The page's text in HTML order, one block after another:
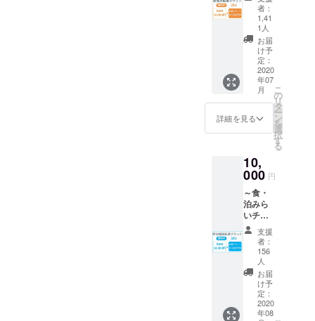
月15 日
（水）
※1回の
決済に
220円の
手数料
がかか
りま
す。複
援いた
だける
まとめ
て申し
込むこ
とをオ
ススメ
いたし
ます。
はでま
せん）
利用可
能店舗
は下記
ＵＲＬ
からご
確認く
ださ
https://i
se-
期間] 応
援券が
届いた
日～令
和３年2
月28 日
（日）
※1回の
決済に
220円の
手数料
がかか
りま
す。複
号を必
ずご記
入くだ
さい。
空欄の
場合
は、全
額運営
資金と
して受
け取ら
ありま
すので
ご注意
くださ
い。
（換金
不可、
おつり
はでま
せん）
利用可
能店舗
は下記
ＵＲＬ
～【飲
食店】
参加店
舗の飲
食店で
利用で
きる
1,250円
チケッ
ト10枚
分、
致しま
す。 備
考欄に
応援す
る店舗
名と店
舗番号
を必ず
ご記入
くださ
い。 空
欄の場
合は、
全額運
者：
1,41
1人
お届
け予
定：
2020
年07
月
詳細を見る
こ
の
リ
タ
ー
ン
を
選
択
す
る
10,
000 円
～食・
泊みら
いチ
ケット
～【宿
泊施
設】 参
加店舗
の飲食
店で利
用でき
る1,500
支援
者：
156
人
お届
け予
定：
2020
年08